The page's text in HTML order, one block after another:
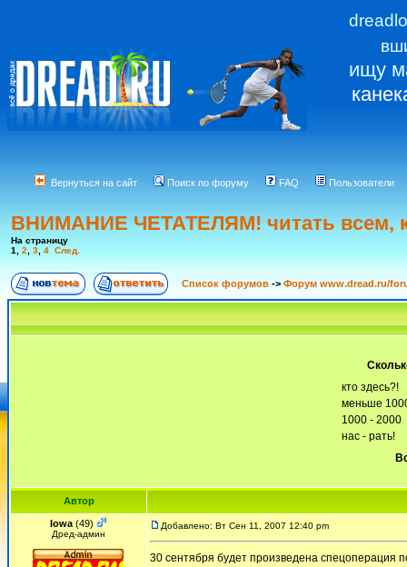
ищу
Вернуться на сайт Поиск по форуму FAQ Пользователи
ВНИМАНИЕ ЧЕТАТЕЛЯМ! читать всем,
На страницу
1
2 3 4 След.
Список форумов -> Форум www.dread.ru/
кто здесь?!
меньше
1000 - 2000
нас - рать!
Автор
Iowa (49)
Дред-админ
Добавлено: Вт Сен 11, 2007 12:40 pm
30 сентября будет произведена спецоперация